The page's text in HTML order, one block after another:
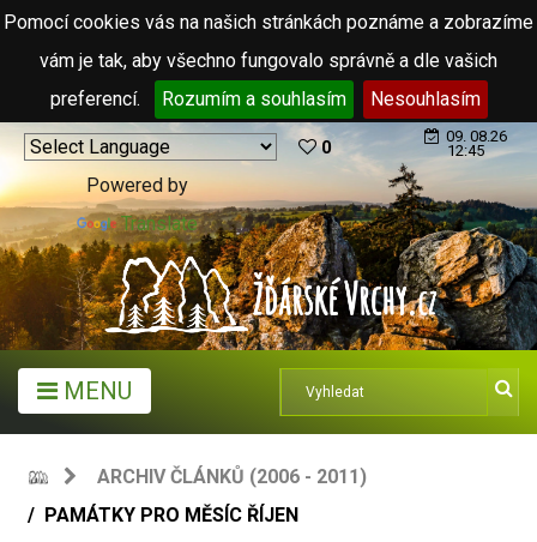
Pomocí cookies vás na našich stránkách poznáme a zobrazíme
vám je tak, aby všechno fungovalo správně a dle vašich
preferencí.
Rozumím a souhlasím Nesouhlasím
Powered by
Translate
0
09. 08.26
12:45
MENU
ARCHIV ČLÁNKŮ (2006 - 2011)
PAMÁTKY PRO MĚSÍC ŘÍJEN